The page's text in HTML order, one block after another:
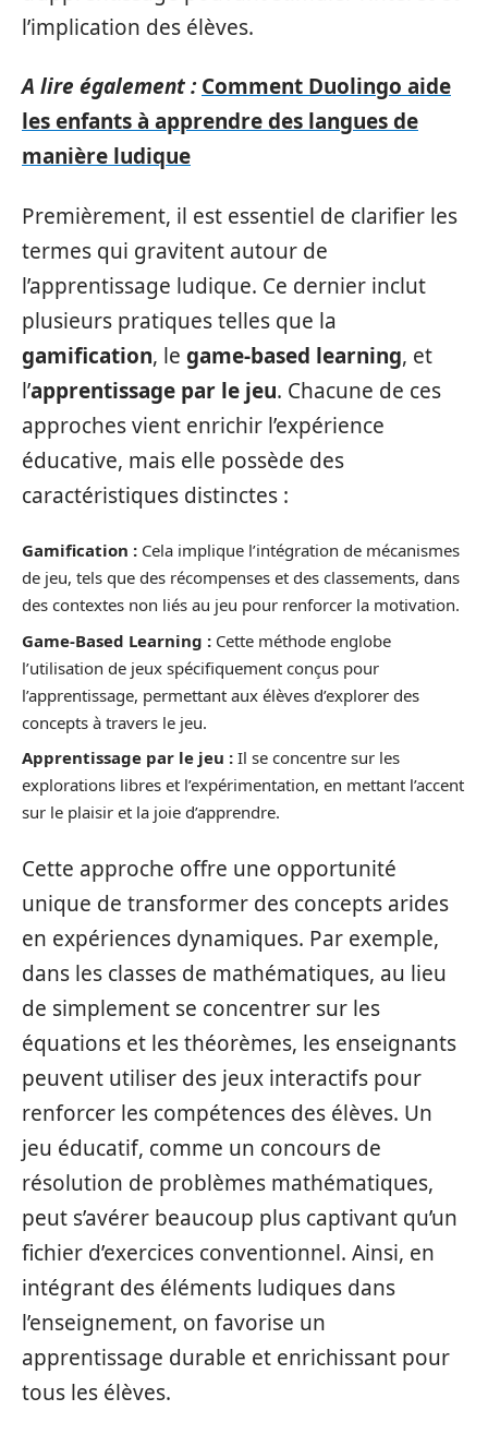
l’implication des élèves.
A lire également : Comment Duolingo aide
les enfants à apprendre des langues de
manière ludique
Premièrement, il est essentiel de clarifier les
termes qui gravitent autour de
l’apprentissage ludique. Ce dernier inclut
plusieurs pratiques telles que la
gamification, le game-based learning, et
l’apprentissage par le jeu. Chacune de ces
approches vient enrichir l’expérience
éducative, mais elle possède des
caractéristiques distinctes :
Gamification : Cela implique l’intégration de mécanismes
de jeu, tels que des récompenses et des classements, dans
des contextes non liés au jeu pour renforcer la motivation.
Game-Based Learning : Cette méthode englobe
l’utilisation de jeux spécifiquement conçus pour
l’apprentissage, permettant aux élèves d’explorer des
concepts à travers le jeu.
Apprentissage par le jeu : Il se concentre sur les
explorations libres et l’expérimentation, en mettant l’accent
sur le plaisir et la joie d’apprendre.
Cette approche offre une opportunité
unique de transformer des concepts arides
en expériences dynamiques. Par exemple,
dans les classes de mathématiques, au lieu
de simplement se concentrer sur les
équations et les théorèmes, les enseignants
peuvent utiliser des jeux interactifs pour
renforcer les compétences des élèves. Un
jeu éducatif, comme un concours de
résolution de problèmes mathématiques,
peut s’avérer beaucoup plus captivant qu’un
fichier d’exercices conventionnel. Ainsi, en
intégrant des éléments ludiques dans
l’enseignement, on favorise un
apprentissage durable et enrichissant pour
tous les élèves.